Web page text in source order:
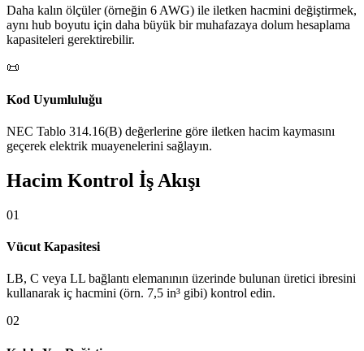
Daha kalın ölçüler (örneğin 6 AWG) ile iletken hacmini değiştirmek,
aynı hub boyutu için daha büyük bir muhafazaya dolum hesaplama
kapasiteleri gerektirebilir.
📜
Kod Uyumluluğu
NEC Tablo 314.16(B) değerlerine göre iletken hacim kaymasını
geçerek elektrik muayenelerini sağlayın.
Hacim Kontrol İş Akışı
01
Vücut Kapasitesi
LB, C veya LL bağlantı elemanının üzerinde bulunan üretici ibresini
kullanarak iç hacmini (örn. 7,5 in³ gibi) kontrol edin.
02